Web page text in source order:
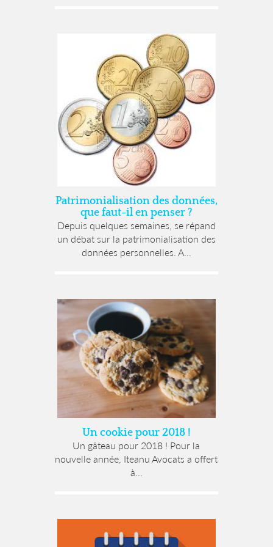
Patrimonialisation des données,
que faut-il en penser ?
Depuis quelques semaines, se répand
un débat sur la patrimonialisation des
données personnelles. A...
Un cookie pour 2018 !
Un gâteau pour 2018 ! Pour la
nouvelle année, Iteanu Avocats a offert
à...